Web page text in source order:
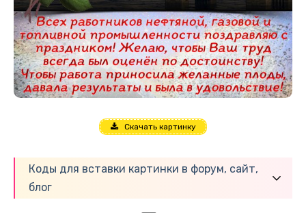
Скачать картинку
Коды для вставки картинки в форум, сайт,
блог